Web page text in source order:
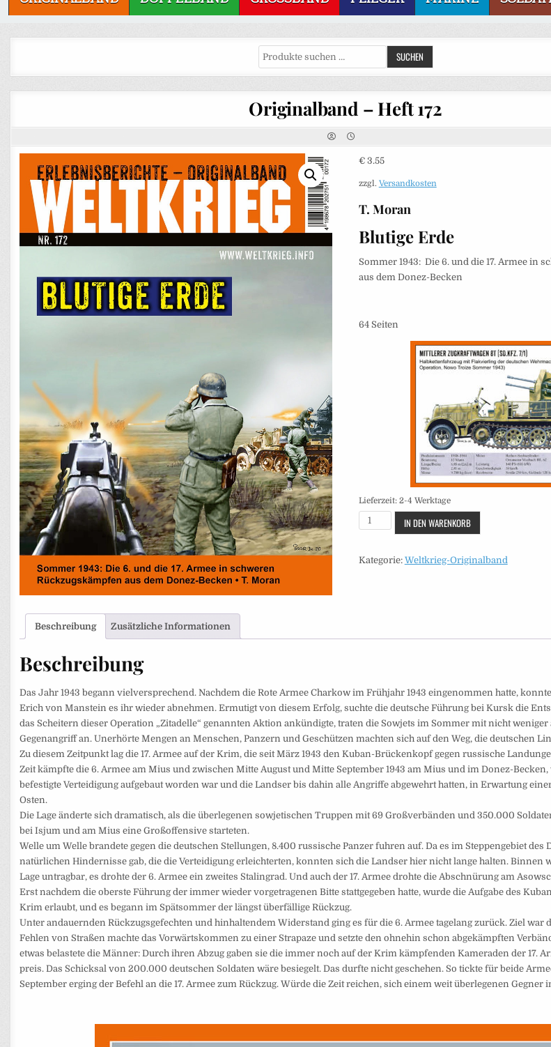
SUCHEN
Originalband – Heft 172
€3.55
zzgl. Versandkosten
T. Moran
Blutige Erde
Sommer 1943: Die 6. und die 17. Armee in
aus dem Donez-Becken
64 Seiten
Lieferzeit: 2-4 Werktage
Originalband
-
172
IN DEN WARENKORB
Kategorie: Weltkrieg-Originalband
Beschreibung Zusätzliche Informationen
Beschreibung
Das Jahr 1943 begann vielversprechend. Nachdem die Rote Armee Charkow im Frühjahr 1943 eingenommen hatte,
Erich von Manstein es ihr wieder abnehmen. Ermutigt von diesem Erfolg, suchte die deutsche Führung bei Kursk die
das Scheitern dieser Operation „Zitadelle“ genannten Aktion ankündigte, traten die Sowjets im Sommer mit nicht weniger
Gegenangriff an. Unerhörte Mengen an Menschen, Panzern und Geschützen machten sich auf den Weg, die deutschen
Zu diesem Zeitpunkt lag die 17. Armee auf der Krim, die seit März 1943 den Kuban-Brückenkopf gegen russische
Zeit kämpfte die 6. Armee am Mius und zwischen Mitte August und Mitte September 1943 am Mius und im Donez-Becken,
befestigte Verteidigung aufgebaut worden war und die Landser bis dahin alle Angriffe abgewehrt hatten, in Erwartung
Osten.
Die Lage änderte sich dramatisch, als die überlegenen sowjetischen Truppen mit 69 Großverbänden und 350.000
bei Isjum und am Mius eine Großoffensive starteten.
Welle um Welle brandete gegen die deutschen Stellungen, 8.400 russische Panzer fuhren auf. Da es im Steppengebiet des
natürlichen Hindernisse gab, die die Verteidigung erleichterten, konnten sich die Landser hier nicht lange halten. Binnen
Lage untragbar, es drohte der 6. Armee ein zweites Stalingrad. Und auch der 17. Armee drohte die Abschnürung am
Erst nachdem die oberste Führung der immer wieder vorgetragenen Bitte stattgegeben hatte, wurde die Aufgabe des
Krim erlaubt, und es begann im Spätsommer der längst überfällige Rückzug.
Unter andauernden Rückzugsgefechten und hinhaltendem Widerstand ging es für die 6. Armee tagelang zurück. Ziel war
Fehlen von Straßen machte das Vorwärtskommen zu einer Strapaze und setzte den ohnehin schon abgekämpften
etwas belastete die Männer: Durch ihren Abzug gaben sie die immer noch auf der Krim kämpfenden Kameraden der 17.
preis. Das Schicksal von 200.000 deutschen Soldaten wäre besiegelt. Das durfte nicht geschehen. So tickte für beide
September erging der Befehl an die 17. Armee zum Rückzug. Würde die Zeit reichen, sich einem weit überlegenen Gegner